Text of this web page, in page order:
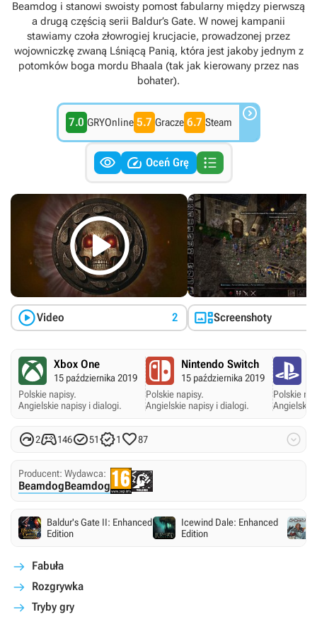
Beamdog i stanowi swoisty pomost fabularny między pierwszą
a drugą częścią serii Baldur’s Gate. W nowej kampanii
stawiamy czoła złowrogiej krucjacie, prowadzonej przez
wojowniczkę zwaną Lśniącą Panią, która jest jakoby jednym z
potomków boga mordu Bhaala (tak jak kierowany przez nas
bohater).
7.0 GRYOnline 5.7 Gracze 6.7 Steam 
  Oceń Grę 

Video 2 Screenshoty
Xbox One
15 października 2019
Polskie napisy.
Angielskie napisy i dialogi.
Nintendo Switch
15 października 2019
Polskie napisy.
Angielskie napisy i dialogi.
Polskie
Angielskie
2146511 87 
Producent:
Beamdog
Wydawca:
Beamdog
Baldur's Gate II: Enhanced
Edition
Icewind Dale: Enhanced
Edition
Fabuła
Rozgrywka
Tryby gry